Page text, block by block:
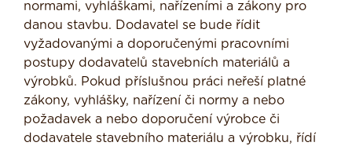
normami, vyhláškami, nařízeními a zákony pro
danou stavbu. Dodavatel se bude řídit
vyžadovanými a doporučenými pracovními
postupy dodavatelů stavebních materiálů a
výrobků. Pokud příslušnou práci neřeší platné
zákony, vyhlášky, nařízení či normy a nebo
požadavek a nebo doporučení výrobce či
dodavatele stavebního materiálu a výrobku, řídí